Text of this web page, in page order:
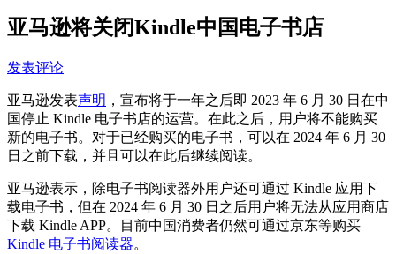
亚马逊将关闭Kindle中国电子书店
发表评论
亚马逊发表声明 ，宣布将于一年之后即 2023 年 6 月 30 日在中
国停止 Kindle 电子书店的运营。在此之后，用户将不能购买
新的电子书。对于已经购买的电子书，可以在 2024 年 6 月 30
日之前下载，并且可以在此后继续阅读。
亚马逊表示，除电子书阅读器外用户还可通过 Kindle 应用下
载电子书，但在 2024 年 6 月 30 日之后用户将无法从应用商店
下载 Kindle APP。目前中国消费者仍然可通过京东等购买
Kindle 电子书阅读器。